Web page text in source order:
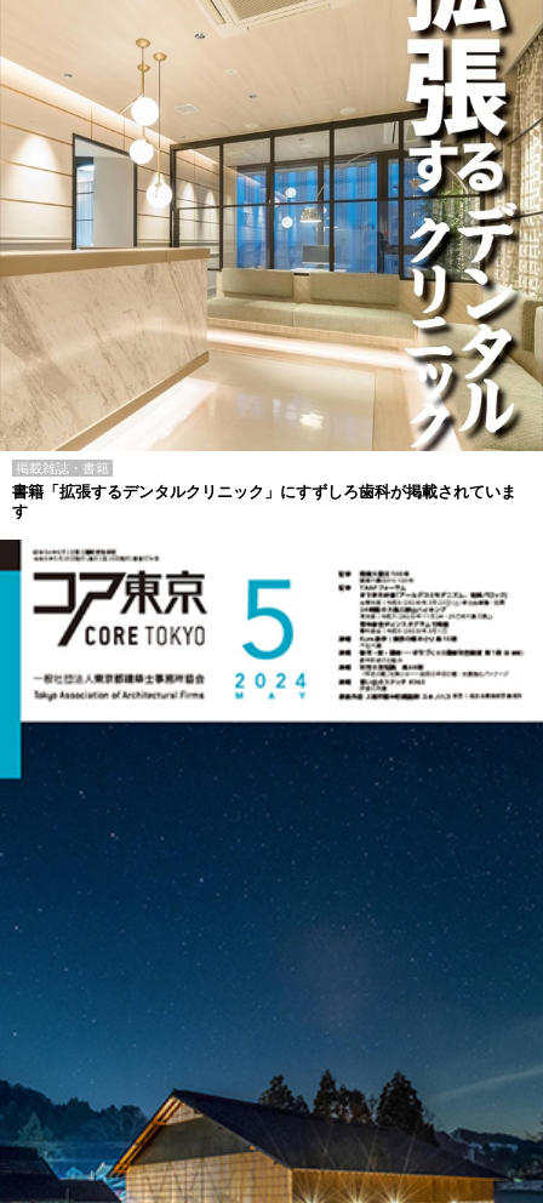
掲載雑誌・書籍
書籍「拡張するデンタルクリニック」にすずしろ歯科が掲載されていま
す